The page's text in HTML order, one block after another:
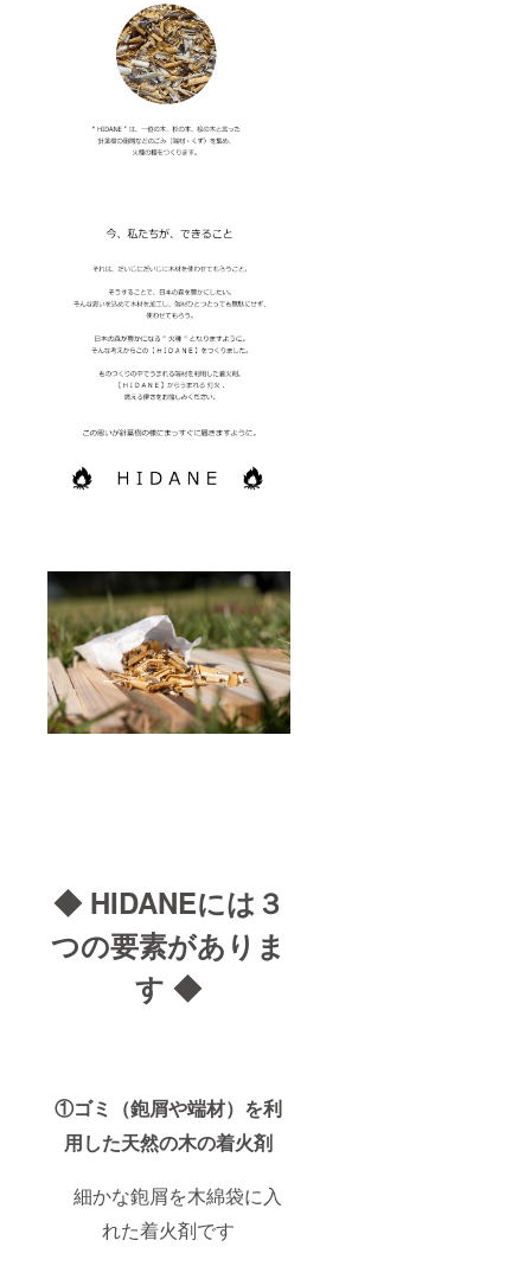
◆ HIDANEには３
つの要素がありま
す ◆
①ゴミ（鉋屑や端材）を利
用した天然の木の着火剤
細かな鉋屑を木綿袋に入
れた着火剤です